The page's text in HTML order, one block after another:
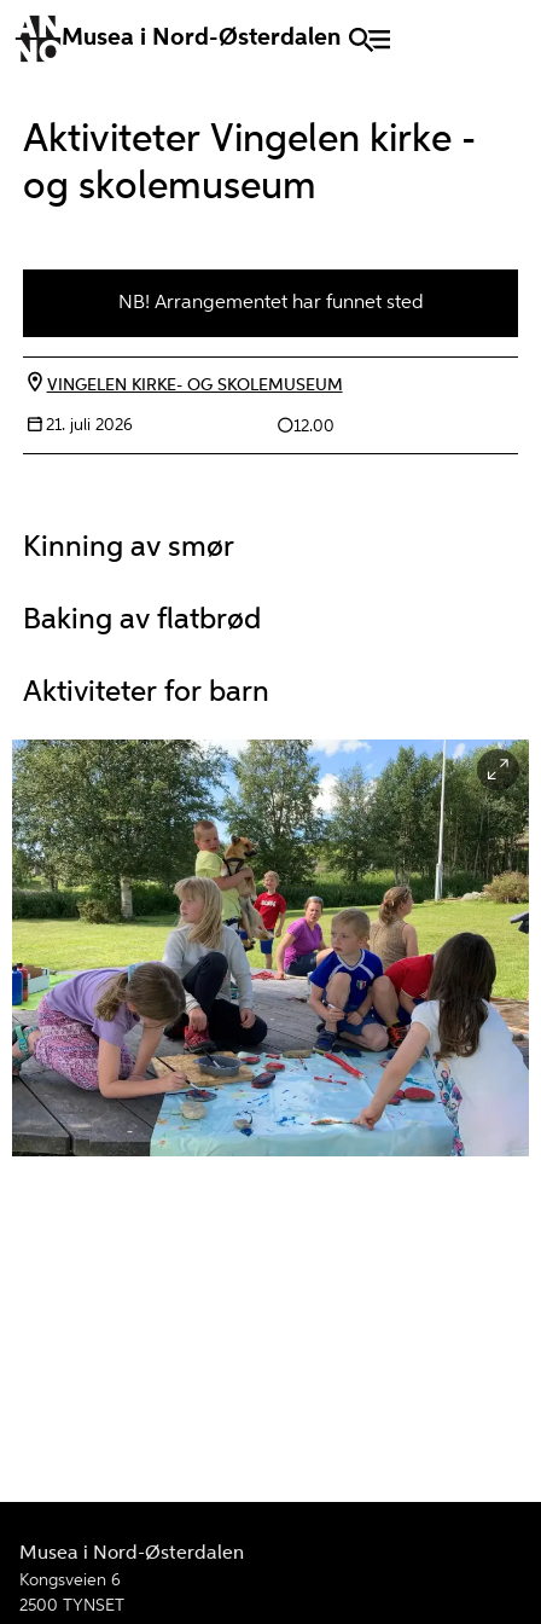
Musea i Nord-Østerdalen
Aktiviteter Vingelen kirke -
og skolemuseum
NB! Arrangementet har funnet sted
VINGELEN KIRKE- OG SKOLEMUSEUM
21. juli 2026 12.00
Kinning av smør
Baking av flatbrød
Aktiviteter for barn
Musea i Nord-Østerdalen
Kongsveien 6
2500 TYNSET